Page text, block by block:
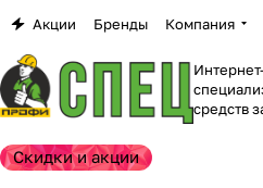
Акции Бренды Компания
средств
Скидки и акции